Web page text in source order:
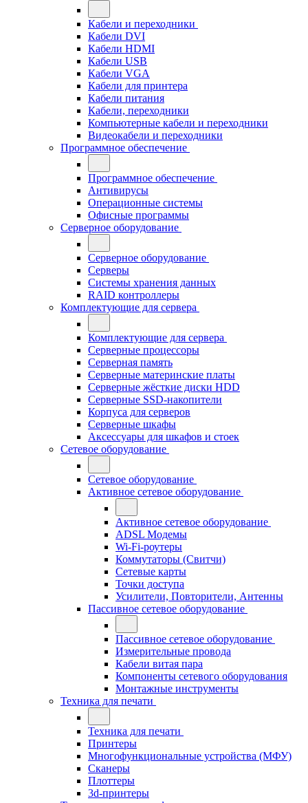
Кабели и переходники
Кабели DVI
Кабели HDMI
Кабели USB
Кабели VGA
Кабели для принтера
Кабели питания
Кабели, переходники
Компьютерные кабели и переходники
Видеокабели и переходники
Программное обеспечение
Программное обеспечение
Антивирусы
Операционные системы
Офисные программы
Серверное оборудование
Серверное оборудование
Серверы
Системы хранения данных
RAID контроллеры
Комплектующие для сервера
Комплектующие для сервера
Серверные процессоры
Серверная память
Серверные материнские платы
Серверные жёсткие диски HDD
Серверные SSD-накопители
Корпуса для серверов
Серверные шкафы
Аксессуары для шкафов и стоек
Сетевое оборудование
Сетевое оборудование
Активное сетевое оборудование
Активное сетевое оборудование
ADSL Модемы
Wi-Fi-роутеры
Коммутаторы (Свитчи)
Сетевые карты
Точки доступа
Усилители, Повторители, Антенны
Пассивное сетевое оборудование
Пассивное сетевое оборудование
Измерительные провода
Кабели витая пара
Компоненты сетевого оборудования
Монтажные инструменты
Техника для печати
Техника для печати
Принтеры
Многофункциональные устройства (МФУ)
Сканеры
Плоттеры
3d-принтеры